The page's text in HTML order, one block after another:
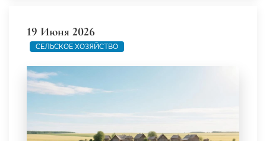
19 Июня 2026
СЕЛЬСКОЕ ХОЗЯЙСТВО